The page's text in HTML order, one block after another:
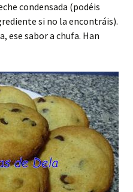
condensada (podéis
si no la encontráis).
ese sabor a chufa. Han